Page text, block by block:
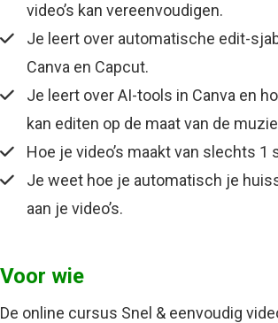
video’s kan vereenvoudigen.
Je leert over automatische edit-
Canva en Capcut.
Je leert over AI-tools in Canva en
kan editen op de maat van de
Hoe je video’s maakt van slechts 1
Je weet hoe je automatisch je
aan je video’s.
Voor wie
De online cursus Snel & eenvoudig